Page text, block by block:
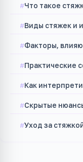
Что такое
Виды стяжек и
Факторы,
Практические
Как
Скрытые
Уход за